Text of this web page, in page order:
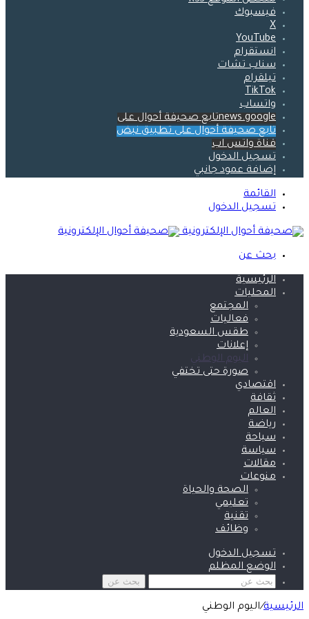
فيسبوك
‫X
‫YouTube
انستقرام
سناب تشات
تيلقرام
‫TikTok
واتساب
news.googleتابع صحيفة أحوال على
تابع صحيفة أحوال على تطبيق نبض
قناة واتس اب
تسجيل الدخول
إضافة عمود جانبي
القائمة
تسجيل الدخول
بحث عن
الرئيسية
المحليات
المجتمع
فعاليات
طقس السعودية
إعلانات
اليوم الوطني
صورة حتى تختفي
اقتصادي
ثقافة
العالم
رياضة
سياحة
سياسة
مقالات
منوعات
الصحة والحياة
تعليمي
تقنية
وظائف
تسجيل الدخول
الوضع المظلم
بحث عن
الرئيسية/اليوم الوطني